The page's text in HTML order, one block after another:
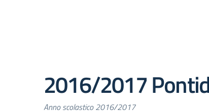
2016/2017
Anno scolastico 2016/2017